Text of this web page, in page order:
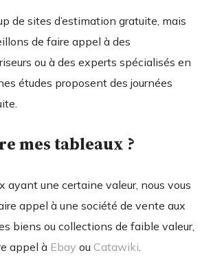
de sites d’estimation gratuite, mais
de faire appel à des
ou à des experts spécialisés en
études proposent des journées
mes tableaux ?
ayant une certaine valeur, nous vous
appel à une société de vente aux
biens ou collections de faible valeur,
appel à Ebay ou Catawiki.